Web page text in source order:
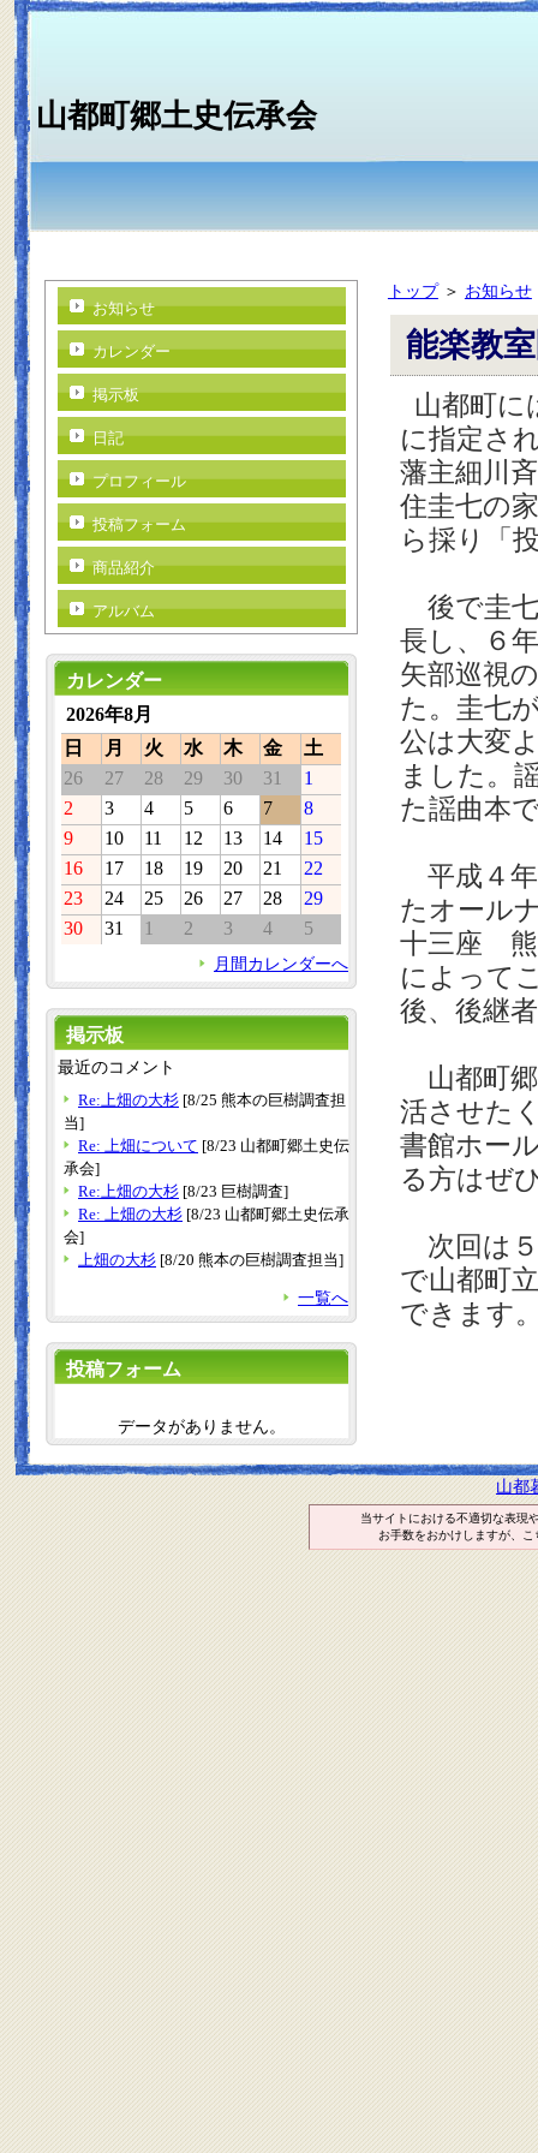
山都町郷土史伝承会
トップ＞ お知らせ
能楽教
山都町に
に指定さ
藩主細川
住圭七の
ら採り「
後で圭
長し、６
矢部巡視
た。圭七
公は大変
ました。
た謡曲本
平成４年
たオール
十三座 熊
によって
後、後継
山都町郷
活させた
書館ホー
る方はぜ
次回は５
で山都町
できます
お知らせ
カレンダー
掲示板
日記
プロフィール
投稿フォーム
商品紹介
アルバム
カレンダー
2026年8月
日
月 火 水 木 金
土
26
27 28 29 30 31
1
2
3 4 5 6 7
8
9
10 11 12 13 14
15
16
17 18 19 20 21
22
23
24 25 26 27 28
29
30
31 1 2 3 4 5
月間カレンダーへ
掲示板
最近のコメント
Re:上畑の大杉 [8/25 熊本の巨樹調査担
当]
Re: 上畑について [8/23 山都町郷土史伝
承会]
Re:上畑の大杉 [8/23 巨樹調査]
Re: 上畑の大杉 [8/23 山都町郷土史伝承
会]
上畑の大杉 [8/20 熊本の巨樹調査担当]
一覧へ
投稿フォーム
データがありません。
山都
当サイトにおける不適切な表現
お手数をおかけしますが、こ